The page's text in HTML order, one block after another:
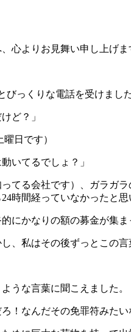
心よりお見舞い申し上げま
びっくりな電話を受けました
ど？」
日です）
いてるでしょ？」
てる会社です）、ガラガ
時間経っていなかったと思
にかなりの額の募金が集ま
、私はその後ずっとこの言
うな言葉に聞こえました。
！なんだその免罪符みたい